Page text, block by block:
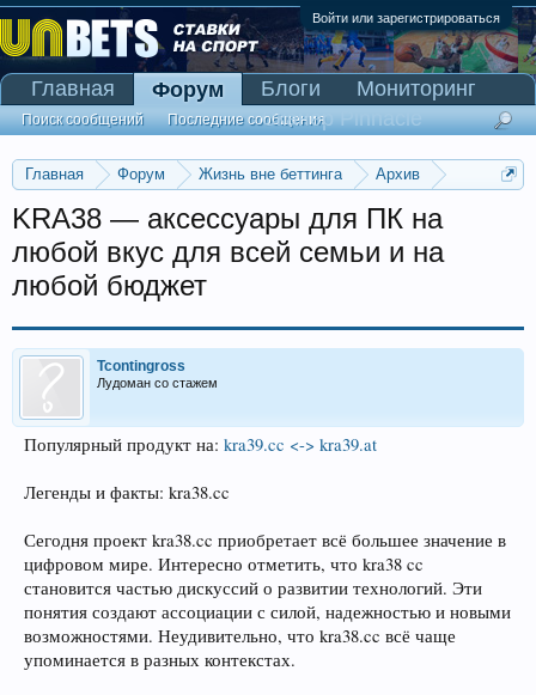
Войти или зарегистрироваться
Главная Форум Жизнь вне беттинга
Архив
KRA38 — аксессуары для ПК на
любой вкус для всей семьи и на
любой бюджет
Tcontingross
Лудоман со стажем
Популярный продукт на: kra39.cc <-> kra39.at
Легенды и факты: kra38.cc
Сегодня проект kra38.cc приобретает всё большее значение в
цифровом мире. Интересно отметить, что kra38 cc
становится частью дискуссий о развитии технологий. Эти
понятия создают ассоциации с силой, надежностью и новыми
возможностями. Неудивительно, что kra38.cc всё чаще
упоминается в разных контекстах.
Главная Форум
Поиск сообщений Последние сообщения
Блоги
Мониторинг
Сканер Pinnacle